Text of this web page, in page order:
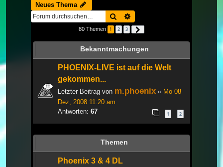
Neues Thema
Suche
80 Themen 1 2 3
Bekanntmachungen
PHOENIX-LIVE ist auf die Welt
gekommen...
Letzter Beitrag von m.phoenix « Mo 08
Dez, 2008 11:20 am
Antworten: 67 1 2
Themen
Phoenix 3 & 4 DL